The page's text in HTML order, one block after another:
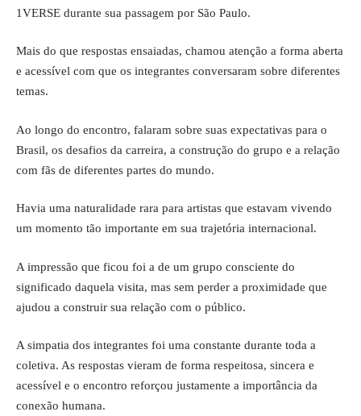
1VERSE durante sua passagem por São Paulo.
Mais do que respostas ensaiadas, chamou atenção a forma aberta
e acessível com que os integrantes conversaram sobre diferentes
temas.
Ao longo do encontro, falaram sobre suas expectativas para o
Brasil, os desafios da carreira, a construção do grupo e a relação
com fãs de diferentes partes do mundo.
Havia uma naturalidade rara para artistas que estavam vivendo
um momento tão importante em sua trajetória internacional.
A impressão que ficou foi a de um grupo consciente do
significado daquela visita, mas sem perder a proximidade que
ajudou a construir sua relação com o público.
A simpatia dos integrantes foi uma constante durante toda a
coletiva. As respostas vieram de forma respeitosa, sincera e
acessível e o encontro reforçou justamente a importância da
conexão humana.